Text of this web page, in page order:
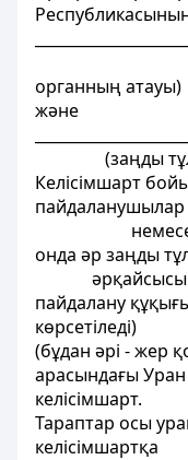
органның атауы)
және
(заңды
Келісімшарт
пайдаланушылар
немесе
онда әр заңды
әрқайсысына
пайдалану
көрсетіледі)
(бұдан әрі - жер
арасындағы Уран
келісімшарт.
Тараптар осы
келісімшартқа